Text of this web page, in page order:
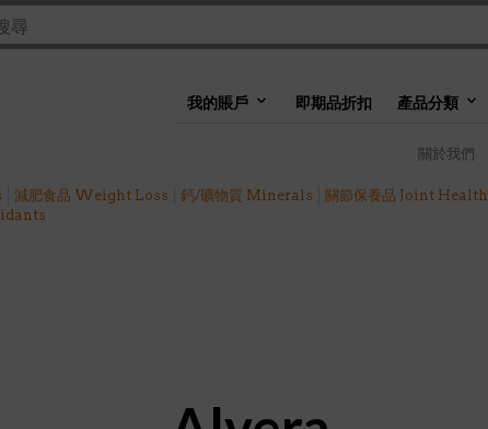
我的賬戶 即期品折扣 產品分類
關於我們
減肥食品 Weight Loss 鈣/礦物質 Minerals 關節保養品 Joint Health